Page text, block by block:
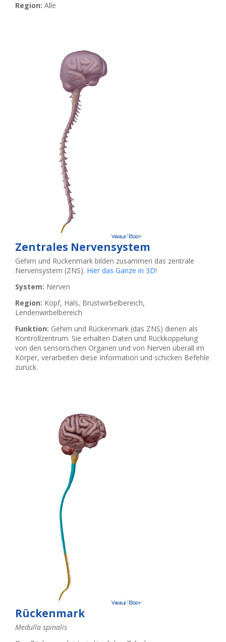
Region: Alle
Zentrales Nervensystem
Gehirn und Rückenmark bilden zusammen das zentrale
Nervensystem (ZNS). Hier das Ganze in 3D!
System: Nerven
Region: Kopf, Hals, Brustwirbelbereich,
Lendenwirbelbereich
Funktion: Gehirn und Rückenmark (das ZNS) dienen als
Kontrollzentrum. Sie erhalten Daten und Rückkoppelung
von den sensorischen Organen und von Nerven überall im
Körper, verarbeiten diese Information und schicken Befehle
zurück.
Rückenmark
Medulla spinalis